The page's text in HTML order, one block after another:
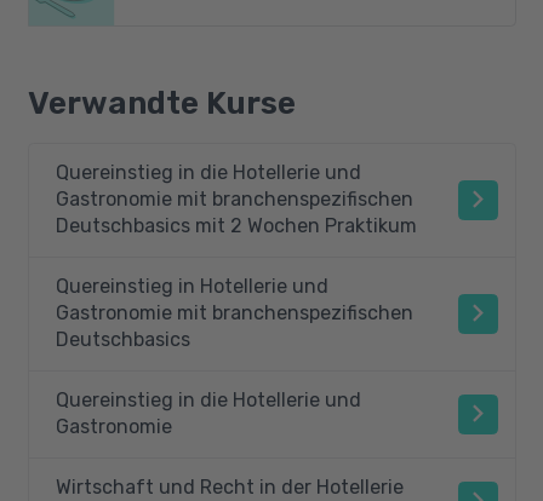
Verwandte Kurse
Quereinstieg in die Hotellerie und
Gastronomie mit branchenspezifischen
Deutschbasics mit 2 Wochen Praktikum
Quereinstieg in Hotellerie und
Gastronomie mit branchenspezifischen
Deutschbasics
Quereinstieg in die Hotellerie und
Gastronomie
Wirtschaft und Recht in der Hotellerie